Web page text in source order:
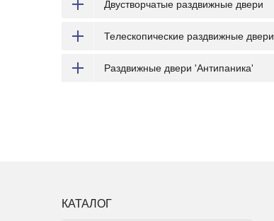
Двустворчатые раздвижные двери
Телескопические раздвижные двери
Раздвижные двери 'Антипаника'
КАТАЛОГ